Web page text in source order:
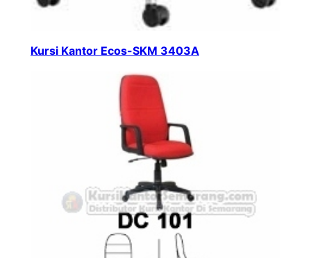
Kursi Kantor Ecos-SKM 3403A